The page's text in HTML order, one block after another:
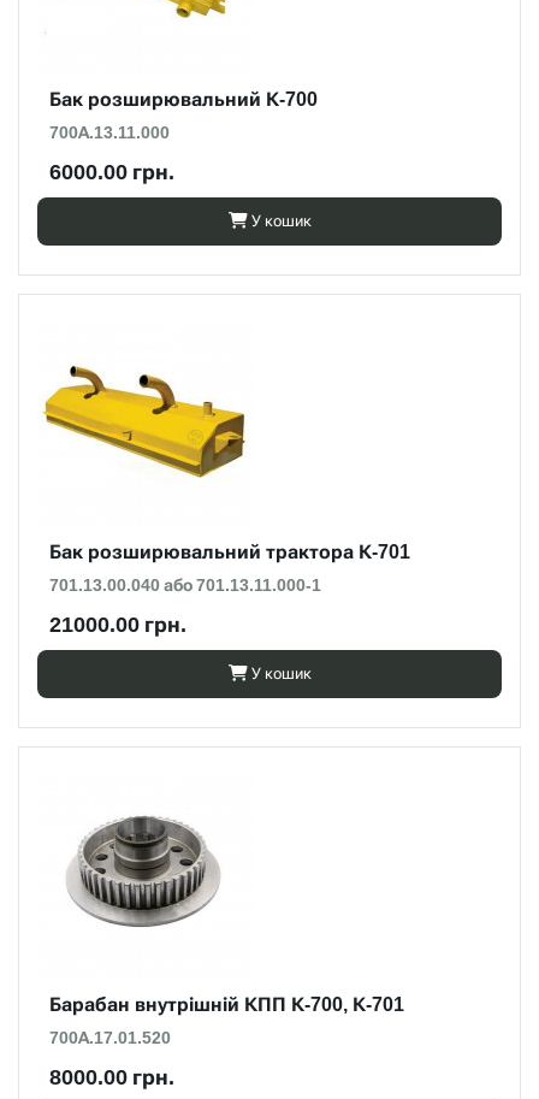
Бак розширювальний К-700
700А.13.11.000
6000.00 грн.
У кошик
Бак розширювальний трактора К-701
701.13.00.040 або 701.13.11.000-1
21000.00 грн.
У кошик
Барабан внутрішній КПП К-700, К-701
700А.17.01.520
8000.00 грн.